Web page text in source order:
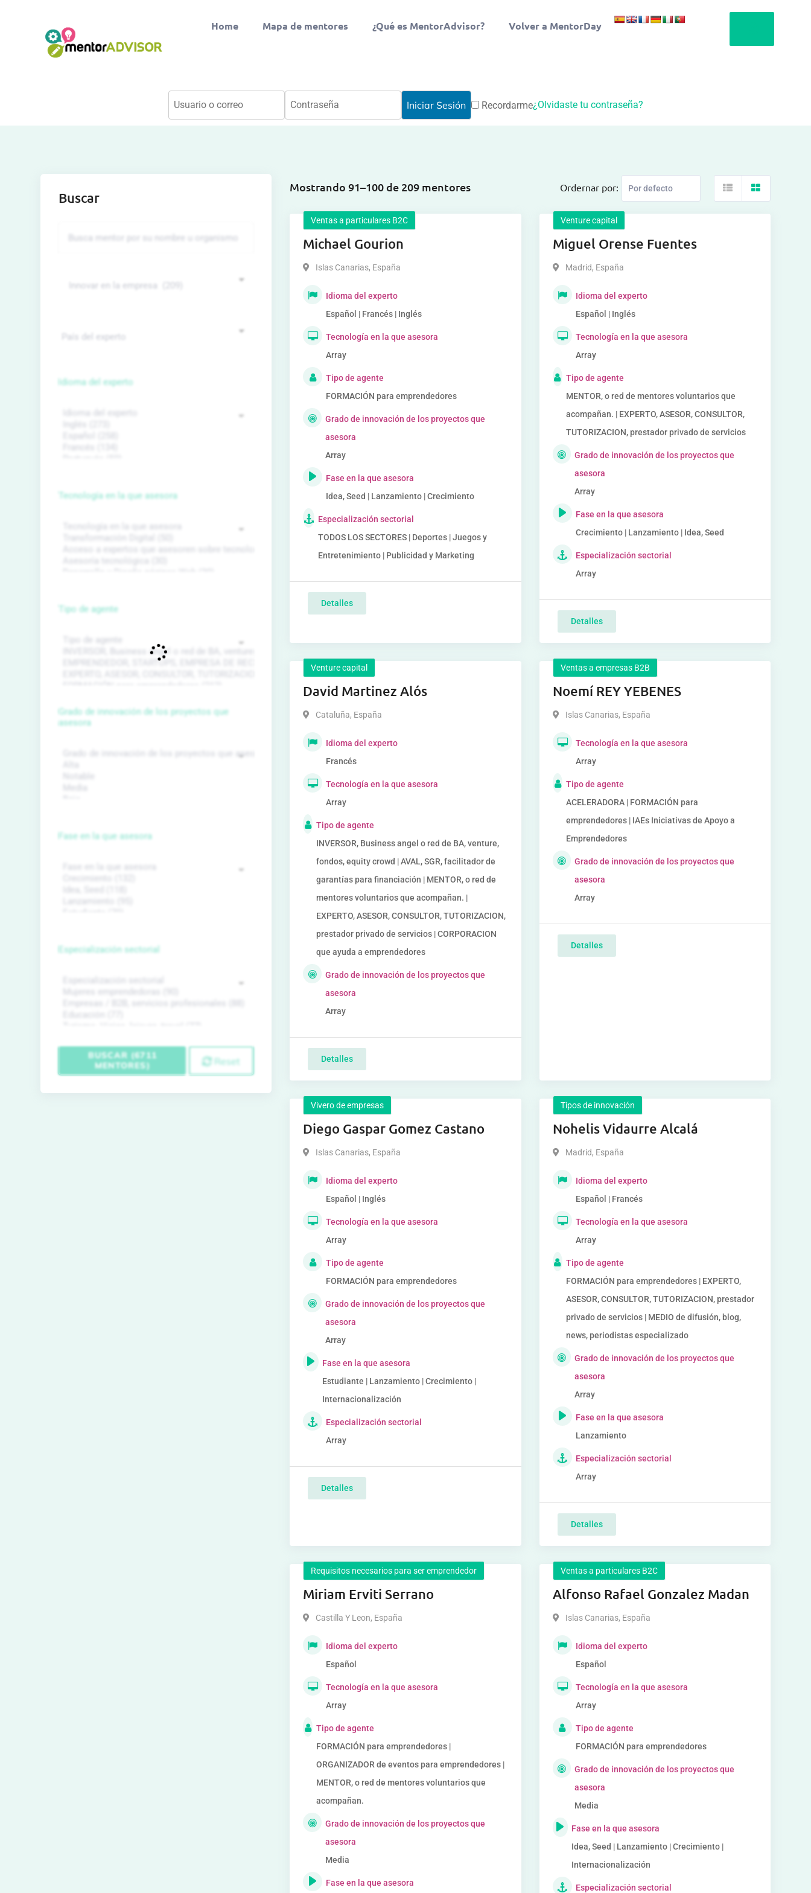
Home Mapa de mentores ¿Qué es MentorAdvisor? Volver a MentorDay
Recordarme¿Olvidaste tu contraseña?
Mostrando 91–100 de 209 mentores Ordernar por:
Ventas a particulares B2C
Michael Gourion
Islas Canarias, España
Idioma del experto
Español | Francés | Inglés
Tecnología en la que asesora
Array
Tipo de agente
FORMACIÓN para emprendedores
Grado de innovación de los proyectos que
asesora
Array
Fase en la que asesora
Idea, Seed | Lanzamiento | Crecimiento
Especialización sectorial
TODOS LOS SECTORES | Deportes | Juegos y
Entretenimiento | Publicidad y Marketing
Detalles
Venture capital
Miguel Orense Fuentes
Madrid, España
Idioma del experto
Español | Inglés
Tecnología en la que asesora
Array
Tipo de agente
MENTOR, o red de mentores voluntarios que
acompañan. | EXPERTO, ASESOR, CONSULTOR,
TUTORIZACION, prestador privado de servicios
Grado de innovación de los proyectos que
asesora
Array
Fase en la que asesora
Crecimiento | Lanzamiento | Idea, Seed
Especialización sectorial
Array
Detalles
Venture capital
David Martinez Alós
Cataluña, España
Idioma del experto
Francés
Tecnología en la que asesora
Array
Tipo de agente
INVERSOR, Business angel o red de BA, venture,
fondos, equity crowd | AVAL, SGR, facilitador de
garantías para financiación | MENTOR, o red de
mentores voluntarios que acompañan. |
EXPERTO, ASESOR, CONSULTOR, TUTORIZACION,
prestador privado de servicios | CORPORACION
que ayuda a emprendedores
Grado de innovación de los proyectos que
asesora
Array
Detalles
Ventas a empresas B2B
Noemí REY YEBENES
Islas Canarias, España
Tecnología en la que asesora
Array
Tipo de agente
ACELERADORA | FORMACIÓN para
emprendedores | IAEs Iniciativas de Apoyo a
Emprendedores
Grado de innovación de los proyectos que
asesora
Array
Detalles
Vivero de empresas
Diego Gaspar Gomez Castano
Islas Canarias, España
Idioma del experto
Español | Inglés
Tecnología en la que asesora
Array
Tipo de agente
FORMACIÓN para emprendedores
Grado de innovación de los proyectos que
asesora
Array
Fase en la que asesora
Estudiante | Lanzamiento | Crecimiento |
Internacionalización
Especialización sectorial
Array
Detalles
Tipos de innovación
Nohelis Vidaurre Alcalá
Madrid, España
Idioma del experto
Español | Francés
Tecnología en la que asesora
Array
Tipo de agente
FORMACIÓN para emprendedores | EXPERTO,
ASESOR, CONSULTOR, TUTORIZACION, prestador
privado de servicios | MEDIO de difusión, blog,
news, periodistas especializado
Grado de innovación de los proyectos que
asesora
Array
Fase en la que asesora
Lanzamiento
Especialización sectorial
Array
Detalles
Requisitos necesarios para ser emprendedor
Miriam Erviti Serrano
Castilla Y Leon, España
Idioma del experto
Español
Tecnología en la que asesora
Array
Tipo de agente
FORMACIÓN para emprendedores |
ORGANIZADOR de eventos para emprendedores |
MENTOR, o red de mentores voluntarios que
acompañan.
Grado de innovación de los proyectos que
asesora
Media
Fase en la que asesora
Ventas a particulares B2C
Alfonso Rafael Gonzalez Madan
Islas Canarias, España
Idioma del experto
Español
Tecnología en la que asesora
Array
Tipo de agente
FORMACIÓN para emprendedores
Grado de innovación de los proyectos que
asesora
Media
Fase en la que asesora
Idea, Seed | Lanzamiento | Crecimiento |
Internacionalización
Especialización sectorial
Buscar
Idioma del experto
Tecnología en la que asesora
Tipo de agente
Grado de innovación de los proyectos que
asesora
Fase en la que asesora
Especialización sectorial
BUSCAR (6711
MENTORES)
Reset